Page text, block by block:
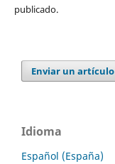
publicado.
Enviar un artículo
Idioma
Español (España)